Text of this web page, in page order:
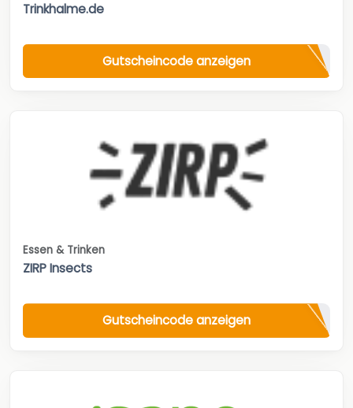
Trinkhalme.de
Gutscheincode anzeigen
Essen & Trinken
ZIRP Insects
Gutscheincode anzeigen